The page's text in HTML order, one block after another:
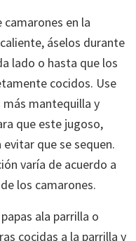
en la
áselos durante
lado o hasta que los
cocidos. Use
más mantequilla y
que este jugoso,
que se sequen.
varía de acuerdo a
los camarones.
ala parrilla o
cocidas a la parrilla y